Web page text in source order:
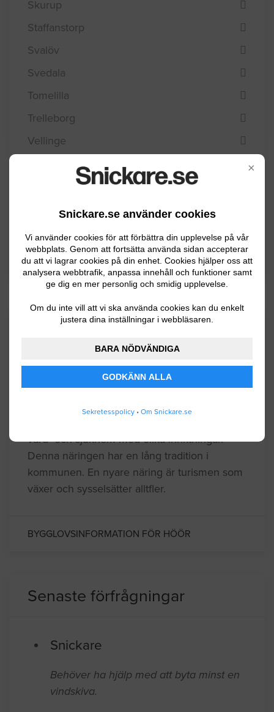
×
Snickare.se använder cookies
Vi använder cookies för att förbättra din upplevelse på vår
webbplats. Genom att fortsätta använda sidan accepterar
du att vi lagrar cookies på din enhet. Cookies hjälper oss att
analysera webbtrafik, anpassa innehåll och funktioner samt
ge dig en mer personlig och smidig upplevelse.
Om du inte vill att vi ska använda cookies kan du enkelt
justera dina inställningar i webbläsaren.
BARA NÖDVÄNDIGA
GODKÄNN ALLA
Sekretesspolicy • Om Snickare.se
Skurup
Staffanstorp
Svalöv
Svedala
Tomelilla
Trelleborg
Vellinge
Ängelholm
Örkelljunga
Östra Göinge
Kommuninformation
Höörs kommun som ligger i Skåne har ca
15000 invånare. Näringslivet i kommunen är
småskaligt och består av ca 500 aktiva
vård- och sjukhem med olika inriktningar.
Denna näringen har en lång tradition i
kommunen. En nyare näring är turismen som
växer och sysselsätter alltfler.
BYGGLOVSINFORMATION FÖR HÖÖR
Senaste förfrågningar
Snickare
Behöver ha hjälp med att byta minst en
vindskiva.